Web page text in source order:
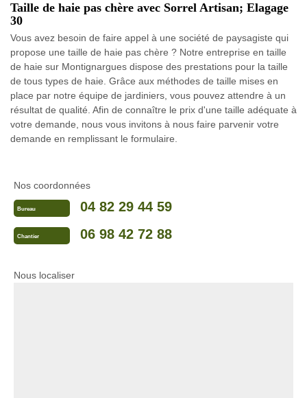
Taille de haie pas chère avec Sorrel Artisan; Elagage
30
Vous avez besoin de faire appel à une société de paysagiste qui
propose une taille de haie pas chère ? Notre entreprise en taille
de haie sur Montignargues dispose des prestations pour la taille
de tous types de haie. Grâce aux méthodes de taille mises en
place par notre équipe de jardiniers, vous pouvez attendre à un
résultat de qualité. Afin de connaître le prix d'une taille adéquate à
votre demande, nous vous invitons à nous faire parvenir votre
demande en remplissant le formulaire.
Nos coordonnées
Bureau 04 82 29 44 59
Chantier 06 98 42 72 88
Nous localiser